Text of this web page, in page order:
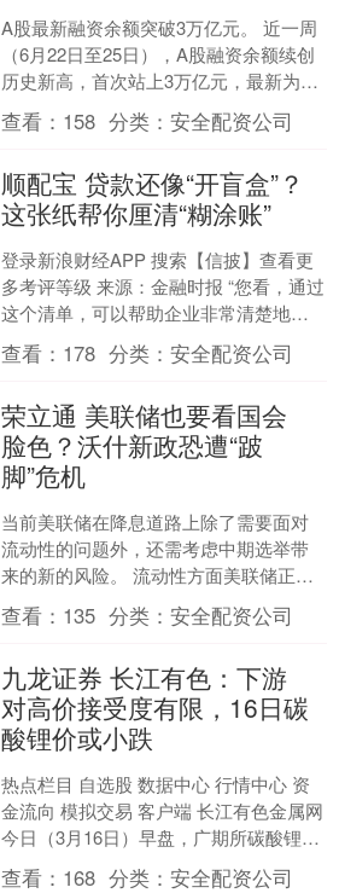
A股最新融资余额突破3万亿元。 近一周
（6月22日至25日），A股融资余额续创
历史新高，首次站上3万亿元，最新为
30101.97亿元（截至6月25日）。A股融
资....
查看： 158 分类：安全配资公司
顺配宝 贷款还像“开盲盒”？
这张纸帮你厘清“糊涂账”
登录新浪财经APP 搜索【信披】查看更
多考评等级 来源：金融时报 “您看，通过
这个清单，可以帮助企业非常清楚地了
解融资成本构成。除了银行收取的利息
成本，另一部分....
查看： 178 分类：安全配资公司
荣立通 美联储也要看国会
脸色？沃什新政恐遭“跛
脚”危机
当前美联储在降息道路上除了需要面对
流动性的问题外，还需考虑中期选举带
来的新的风险。 流动性方面美联储正陷
入精准调控的复杂困境：一方面需维持
充裕准备金规模，避免因....
查看： 135 分类：安全配资公司
九龙证券 长江有色：下游
对高价接受度有限，16日碳
酸锂价或小跌
热点栏目 自选股 数据中心 行情中心 资
金流向 模拟交易 客户端 长江有色金属网
今日（3月16日）早盘，广期所碳酸锂主
力合约LC2605低开震荡。开盘报152....
查看： 168 分类：安全配资公司